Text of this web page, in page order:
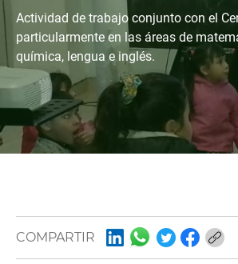
Actividad de trabajo conjunto con el
particularmente en las áreas de
química, lengua e inglés.
COMPARTIR